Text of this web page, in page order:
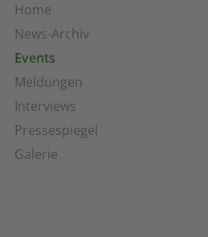
Home
News-Archiv
Events
Meldungen
Interviews
Pressespiegel
Galerie